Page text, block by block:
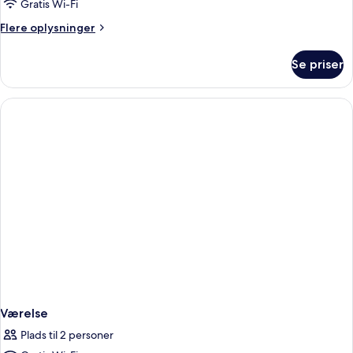
Gratis Wi-Fi
Flere oplysninger
Flere
værelse
Se priser
Værelse
Plads til 2 personer